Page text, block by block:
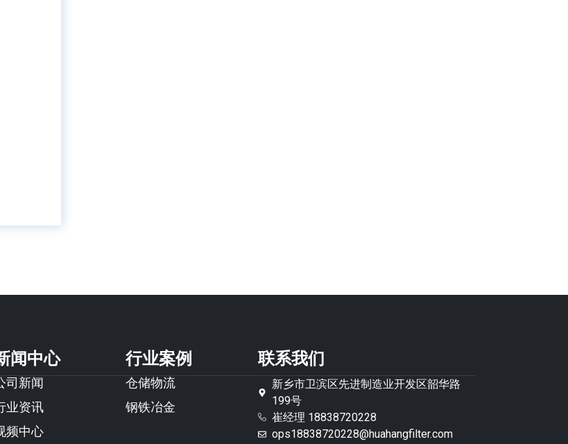
闻中心
司新闻
业资讯
频中心
行业案例
仓储物流
钢铁冶金
联系我们
新乡市卫滨区先进制造业开发区韶华路
199号
崔经理 18838720228
ops18838720228@huahangfilter.com